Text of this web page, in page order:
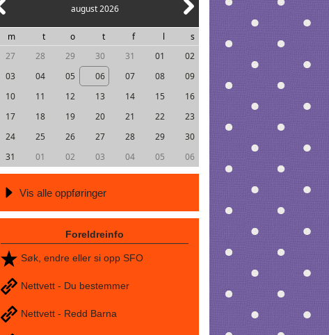
august 2026
m t o t f l
s
27
28 29 30 31 01
02
03
04 05 06 07 08
09
10
11 12 13 14 15
16
17
18 19 20 21 22
23
24
25 26 27 28 29
30
31
01 02 03 04 05 06
Vis alle oppføringer
Foreldreinfo
Søk, endre eller si opp SFO
Nettvett - Du bestemmer
Nettvett - Redd Barna